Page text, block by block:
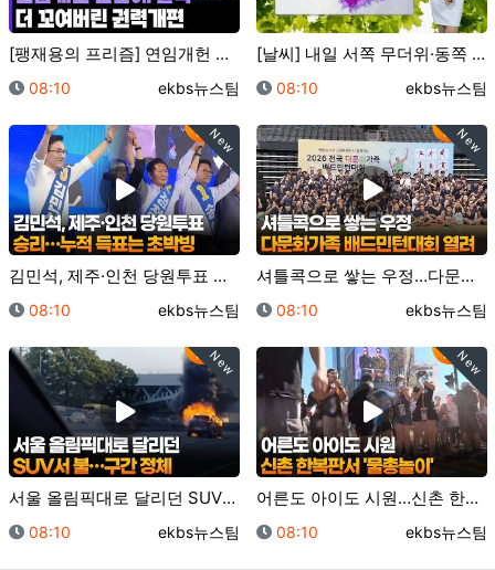
[팽재용의 프리즘] 연임개헌 논란에 발칵..더 꼬여버린…
등록일
08:10 등록자
ekbs뉴스팀
[날씨] 내일 서쪽 무더위·동쪽 호우…내륙 소나기 / …
등록일
08:10 등록자
ekbs뉴스팀
New
김민석, 제주·인천 당원투표 승리…누적 득표는 초박빙 …
등록일
08:10 등록자
ekbs뉴스팀
New
셔틀콕으로 쌓는 우정…다문화가족 배드민턴대회 열려 / …
등록일
08:10 등록자
ekbs뉴스팀
New
서울 올림픽대로 달리던 SUV서 불…구간 정체 / 연합…
등록일
08:10 등록자
ekbs뉴스팀
New
어른도 아이도 시원…신촌 한복판서 '물총놀이' / 연합…
등록일
08:10 등록자
ekbs뉴스팀